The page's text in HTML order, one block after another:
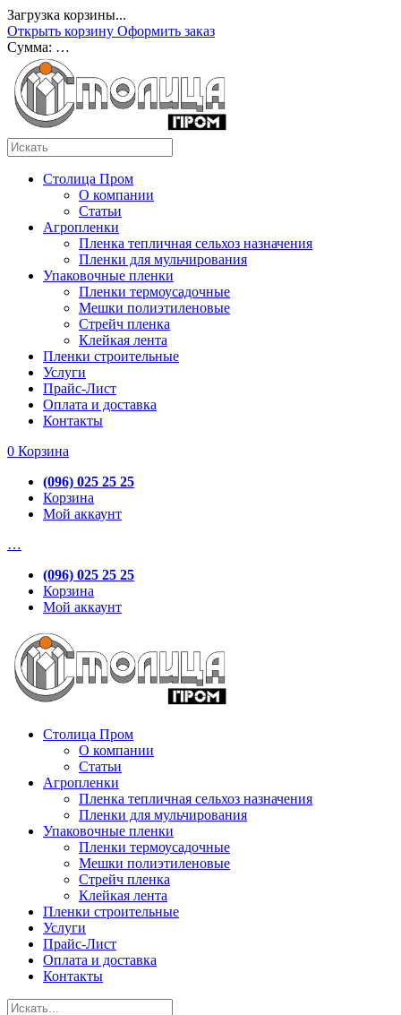
Загрузка корзины...
Открыть корзину Оформить заказ
Сумма: …
Столица Пром
О компании
Статьи
Агропленки
Пленка тепличная сельхоз назначения
Пленки для мульчирования
Упаковочные пленки
Пленки термоусадочные
Мешки полиэтиленовые
Стрейч пленка
Клейкая лента
Пленки строительные
Услуги
Прайс-Лист
Оплата и доставка
Контакты
0 Корзина
(096) 025 25 25
Корзина
Мой аккаунт
…
(096) 025 25 25
Корзина
Мой аккаунт
Столица Пром
О компании
Статьи
Агропленки
Пленка тепличная сельхоз назначения
Пленки для мульчирования
Упаковочные пленки
Пленки термоусадочные
Мешки полиэтиленовые
Стрейч пленка
Клейкая лента
Пленки строительные
Услуги
Прайс-Лист
Оплата и доставка
Контакты